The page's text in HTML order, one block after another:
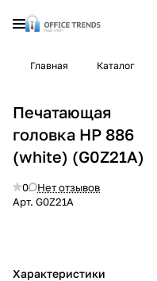
Главная Каталог
Печатающая
головка HP 886
(white) (G0Z21A)
0
Нет отзывов
Арт. G0Z21A
Характеристики